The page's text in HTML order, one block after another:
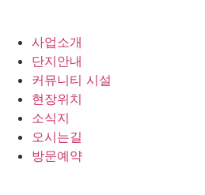
사업소개
단지안내
커뮤니티 시설
현장위치
소식지
오시는길
방문예약